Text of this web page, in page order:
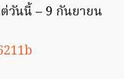
ต่วันนี้ – 9 กันยายน